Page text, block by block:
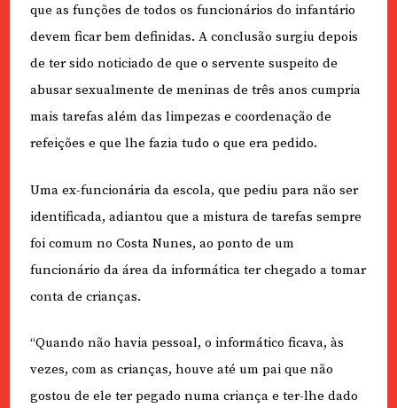
que as funções de todos os funcionários do infantário
devem ficar bem definidas. A conclusão surgiu depois
de ter sido noticiado de que o servente suspeito de
abusar sexualmente de meninas de três anos cumpria
mais tarefas além das limpezas e coordenação de
refeições e que lhe fazia tudo o que era pedido.
Uma ex-funcionária da escola, que pediu para não ser
identificada, adiantou que a mistura de tarefas sempre
foi comum no Costa Nunes, ao ponto de um
funcionário da área da informática ter chegado a tomar
conta de crianças.
“Quando não havia pessoal, o informático ficava, às
vezes, com as crianças, houve até um pai que não
gostou de ele ter pegado numa criança e ter-lhe dado